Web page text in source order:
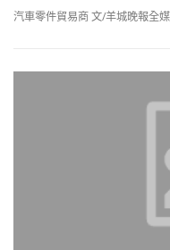
汽車零件貿易商 文/羊城晚報全